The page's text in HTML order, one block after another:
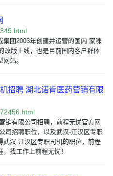
集团2003年创建并运营的国内 家咪
改版上线，也是目前国内客户群体
站。
招聘 湖北诺肯医药营销有限
销有限公司招聘，前程无忧官方网
司招聘职位，以及武汉-江汉区专职
武汉-江汉区专职司机的职位，前程
找工作上前程无忧！